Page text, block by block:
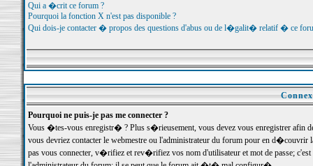
Qui a �crit ce forum ?
Pourquoi la fonction X n'est pas disponible ?
Qui dois-je contacter � propos des questions d'abus ou de l�galit� relatif � ce
Pourquoi ne puis-je pas me connecter ?
Vous �tes-vous enregistr� ? Plus s�rieusement, vous devez vous enregistrer
vous devriez contacter le webmestre ou l'administrateur du forum pour en
pas vous connecter, v�rifiez et rev�rifiez vos nom d'utilisateur et mot de passe;